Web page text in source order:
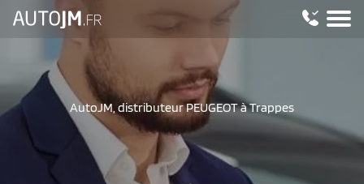
AutoJM, distributeur PEUGEOT à Trappes